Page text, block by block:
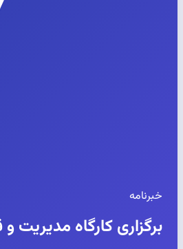
خبرنامه
برگزاری کارگاه مدیریت